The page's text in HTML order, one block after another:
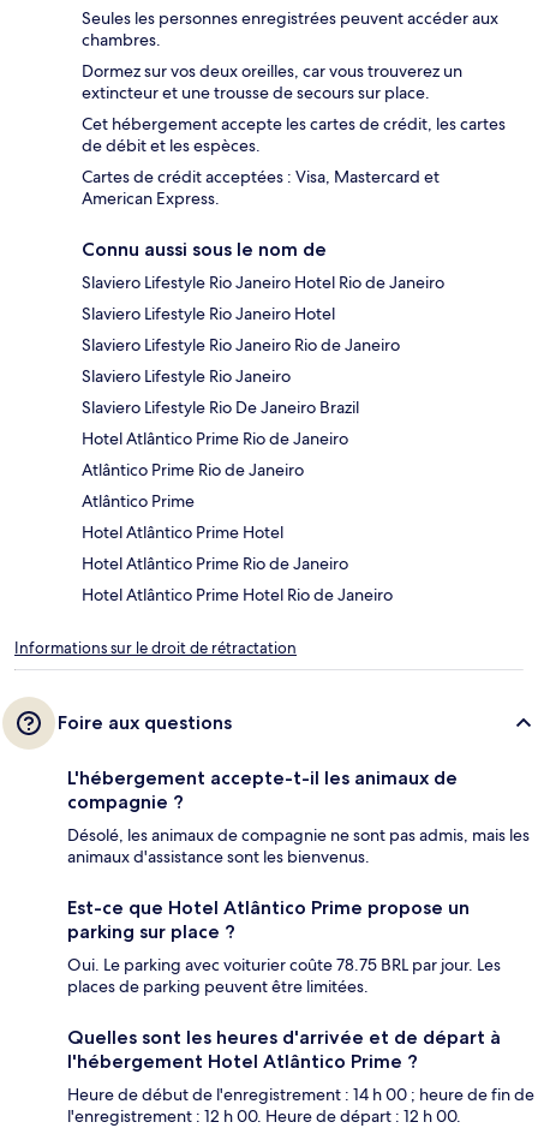
Seules les personnes enregistrées peuvent accéder aux
chambres.
Dormez sur vos deux oreilles, car vous trouverez un
extincteur et une trousse de secours sur place.
Cet hébergement accepte les cartes de crédit, les cartes
de débit et les espèces.
Cartes de crédit acceptées : Visa, Mastercard et
American Express.
Connu aussi sous le nom de
Slaviero Lifestyle Rio Janeiro Hotel Rio de Janeiro
Slaviero Lifestyle Rio Janeiro Hotel
Slaviero Lifestyle Rio Janeiro Rio de Janeiro
Slaviero Lifestyle Rio Janeiro
Slaviero Lifestyle Rio De Janeiro Brazil
Hotel Atlântico Prime Rio de Janeiro
Atlântico Prime Rio de Janeiro
Atlântico Prime
Hotel Atlântico Prime Hotel
Hotel Atlântico Prime Rio de Janeiro
Hotel Atlântico Prime Hotel Rio de Janeiro
Informations sur le droit de rétractation
Foire aux questions
L'hébergement accepte-t-il les animaux de
compagnie ?
Désolé, les animaux de compagnie ne sont pas admis, mais les
animaux d'assistance sont les bienvenus.
Est-ce que Hotel Atlântico Prime propose un
parking sur place ?
Oui. Le parking avec voiturier coûte 78.75 BRL par jour. Les
places de parking peuvent être limitées.
Quelles sont les heures d'arrivée et de départ à
l'hébergement Hotel Atlântico Prime ?
Heure de début de l'enregistrement : 14 h 00 ; heure de fin de
l'enregistrement : 12 h 00. Heure de départ : 12 h 00.